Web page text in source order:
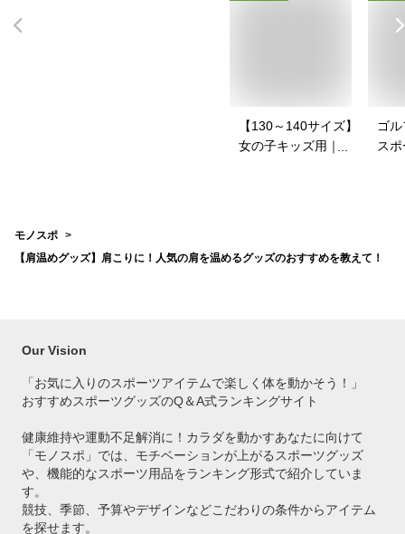
【130～140サイズ】
女の子キッズ用｜か
ゴ
ス
モノスポ
【肩温めグッズ】肩こりに！人気の肩を温めるグッズのおすすめを教えて！
Our Vision
「お気に入りのスポーツアイテムで楽しく体を動かそう！」
おすすめスポーツグッズのQ＆A式ランキングサイト
健康維持や運動不足解消に！カラダを動かすあなたに向けて
「モノスポ」では、モチベーションが上がるスポーツグッズ
や、機能的なスポーツ用品をランキング形式で紹介していま
す。
競技、季節、予算やデザインなどこだわりの条件からアイテム
を探せます。